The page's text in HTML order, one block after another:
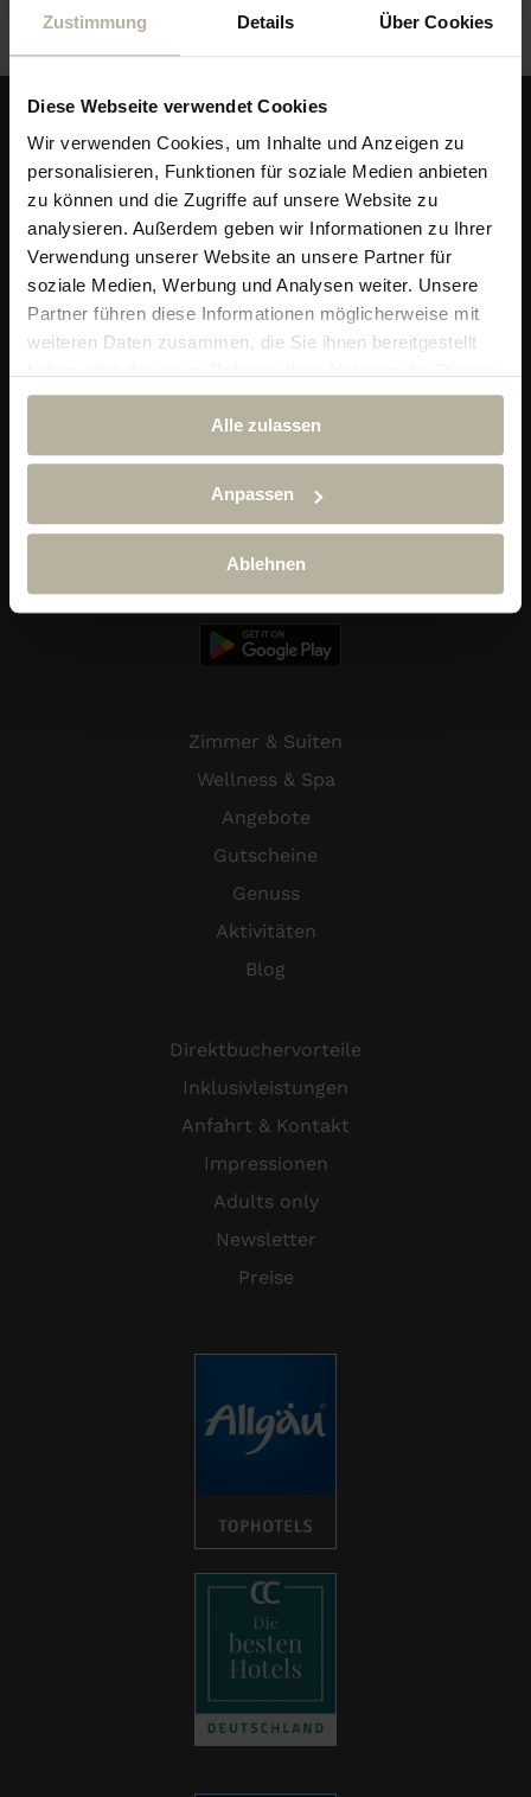
Zustimmung Details Über Cookies
Diese Webseite verwendet Cookies
Wir verwenden Cookies, um Inhalte und Anzeigen zu
personalisieren, Funktionen für soziale Medien anbieten
zu können und die Zugriffe auf unsere Website zu
analysieren. Außerdem geben wir Informationen zu Ihrer
Verwendung unserer Website an unsere Partner für
soziale Medien, Werbung und Analysen weiter. Unsere
Partner führen diese Informationen möglicherweise mit
weiteren Daten zusammen, die Sie ihnen bereitgestellt
gesammelt haben.
Alle zulassen
Anpassen
Ablehnen
Alpin & Wellness Resort Ludwig Royal
87534 Oberstaufen-Steibis
Telefon:+49 (0) 838 689 10
reservierung@hotel-ludwig-royal.de
Zimmer & Suiten
Wellness & Spa
Angebote
Gutscheine
Genuss
Aktivitäten
Blog
Direktbuchervorteile
Inklusivleistungen
Anfahrt & Kontakt
Impressionen
Adults only
Newsletter
Preise